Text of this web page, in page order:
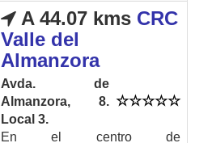
A 44.07 kms CRC
Valle del
Almanzora
Avda. de
Almanzora, 8.
Local 3.
En el centro de